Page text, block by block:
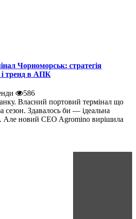
Чорноморськ: стратегія
і тренд в АПК
586
Власний портовий термінал що
сезон. Здавалось би — ідеальна
Але новий CEO Agromino вирішила